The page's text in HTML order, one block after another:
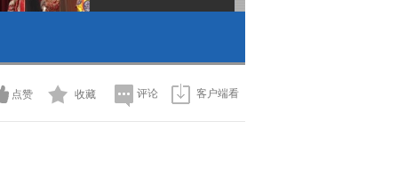
2016-04-11 15:56:01
点赞 收藏 评论 客户端看